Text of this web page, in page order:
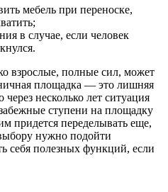
мебель при переноске,
в случае, если человек
взрослые, полные сил, может
площадка — это лишняя
несколько лет ситуация
ступени на площадку
придется переделывать еще,
нужно подойти
себя полезных функций, если